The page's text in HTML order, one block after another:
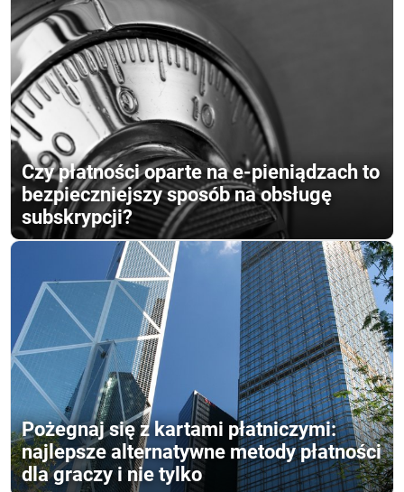
Czy płatności oparte na e-pieniądzach to
bezpieczniejszy sposób na obsługę
subskrypcji?
Pożegnaj się z kartami płatniczymi:
najlepsze alternatywne metody płatności
dla graczy i nie tylko